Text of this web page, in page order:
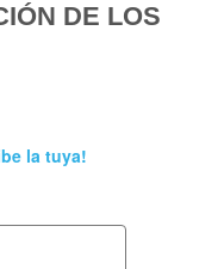
DE LOS
la tuya!